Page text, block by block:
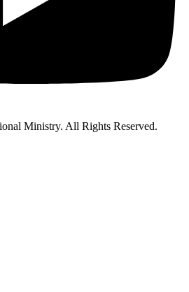
Ministry. All Rights Reserved.